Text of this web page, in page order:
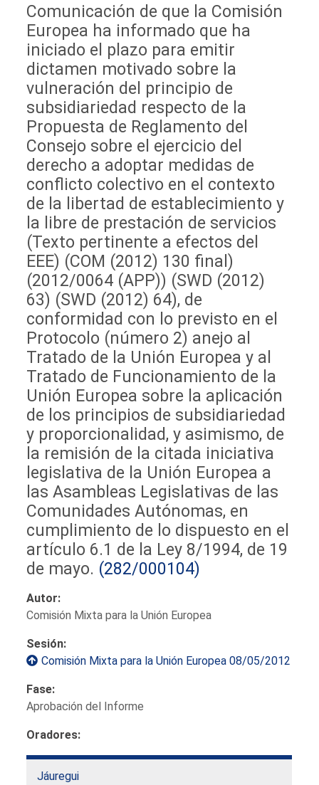
Comunicación de que la Comisión
Europea ha informado que ha
iniciado el plazo para emitir
dictamen motivado sobre la
vulneración del principio de
subsidiariedad respecto de la
Propuesta de Reglamento del
Consejo sobre el ejercicio del
derecho a adoptar medidas de
conflicto colectivo en el contexto
de la libertad de establecimiento y
la libre de prestación de servicios
(Texto pertinente a efectos del
EEE) (COM (2012) 130 final)
(2012/0064 (APP)) (SWD (2012)
63) (SWD (2012) 64), de
conformidad con lo previsto en el
Protocolo (número 2) anejo al
Tratado de la Unión Europea y al
Tratado de Funcionamiento de la
Unión Europea sobre la aplicación
de los principios de subsidiariedad
y proporcionalidad, y asimismo, de
la remisión de la citada iniciativa
legislativa de la Unión Europea a
las Asambleas Legislativas de las
Comunidades Autónomas, en
cumplimiento de lo dispuesto en el
artículo 6.1 de la Ley 8/1994, de 19
de mayo. (282/000104)
Autor:
Comisión Mixta para la Unión Europea
Sesión:
Comisión Mixta para la Unión Europea 08/05/2012
Fase:
Aprobación del Informe
Oradores:
Jáuregui